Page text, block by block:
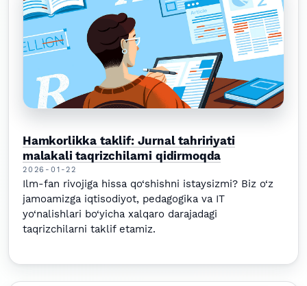
Hamkorlikka taklif: Jurnal tahririyati
malakali taqrizchilarni qidirmoqda
2026-01-22
Ilm-fan rivojiga hissa qo‘shishni istaysizmi? Biz o‘z
jamoamizga iqtisodiyot, pedagogika va IT
yo‘nalishlari bo‘yicha xalqaro darajadagi
taqrizchilarni taklif etamiz.